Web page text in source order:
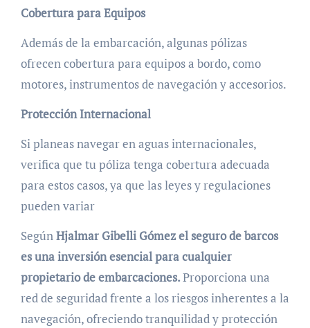
Cobertura para Equipos
Además de la embarcación, algunas pólizas
ofrecen cobertura para equipos a bordo, como
motores, instrumentos de navegación y accesorios.
Protección Internacional
Si planeas navegar en aguas internacionales,
verifica que tu póliza tenga cobertura adecuada
para estos casos, ya que las leyes y regulaciones
pueden variar
SegúnHjalmar Gibelli Gómezel seguro de barcos
es una inversión esencial para cualquier
propietario de embarcaciones.Proporciona una
red de seguridad frente a los riesgos inherentes a la
navegación, ofreciendo tranquilidad y protección